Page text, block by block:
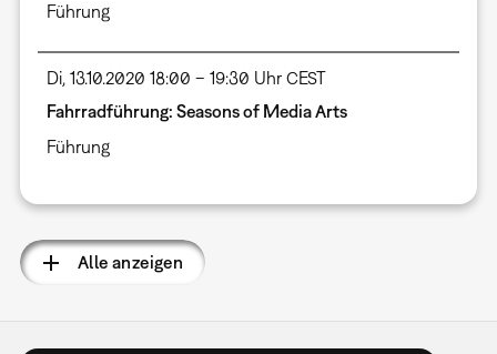
Führung
Di, 13.10.2020 18:00 – 19:30 Uhr CEST
Fahrradführung: Seasons of Media Arts
Führung
Alle anzeigen